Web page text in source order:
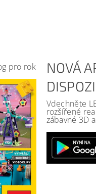
pro rok
NOVÁ
Vdechněte
rozšířené
zábavné 3D